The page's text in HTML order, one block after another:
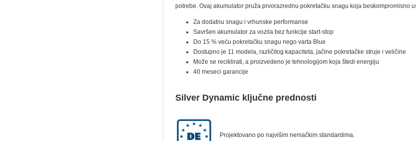
potrebe. Ovaj akumulator pruža prvorazrednu pokretačku snagu koja beskompromisno
Za dodatnu snagu i vrhunske performanse
Savršen akumulator za vozila bez funkcije start-stop
Do 15 % veću pokretačku snagu nego varta Blue
Dostupno je 11 modela, različitog kapaciteta, jačine pokretačke struje i veličine
Može se reciklirati, a proizvedeno je tehnologijom koja štedi energiju
40 meseci garancije
Silver Dynamic ključne prednosti
Projektovano po najvišim nemačkim standardima.